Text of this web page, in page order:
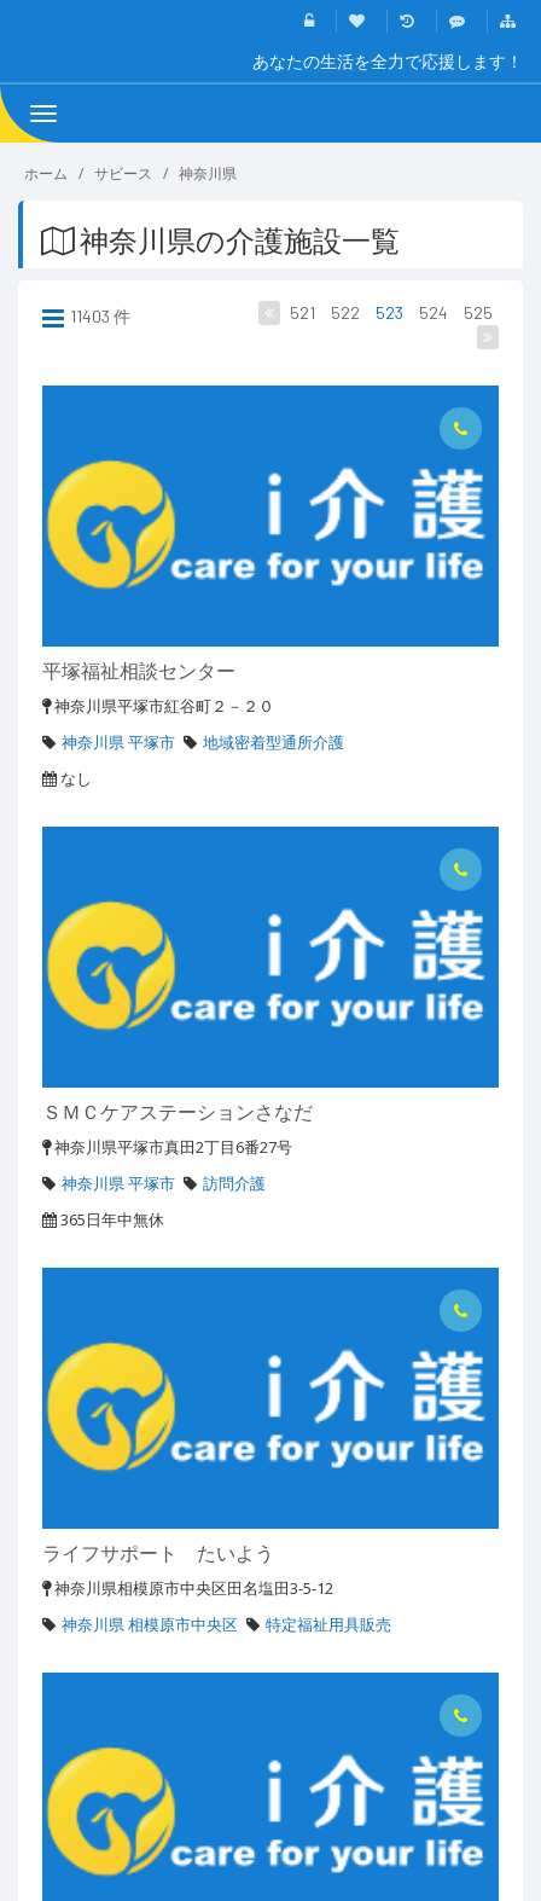
あなたの生活を全力で応援します！
Toggle
navigation
ホーム サビース 神奈川県
神奈川県の介護施設一覧
11403 件 521 522 523 524 525
平塚福祉相談センター
神奈川県平塚市紅谷町２－２０
神奈川県 平塚市
地域密着型通所介護
なし
ＳＭＣケアステーションさなだ
神奈川県平塚市真田2丁目6番27号
神奈川県 平塚市
訪問介護
365日年中無休
ライフサポート たいよう
神奈川県相模原市中央区田名塩田3-5-12
神奈川県 相模原市中央区
特定福祉用具販売